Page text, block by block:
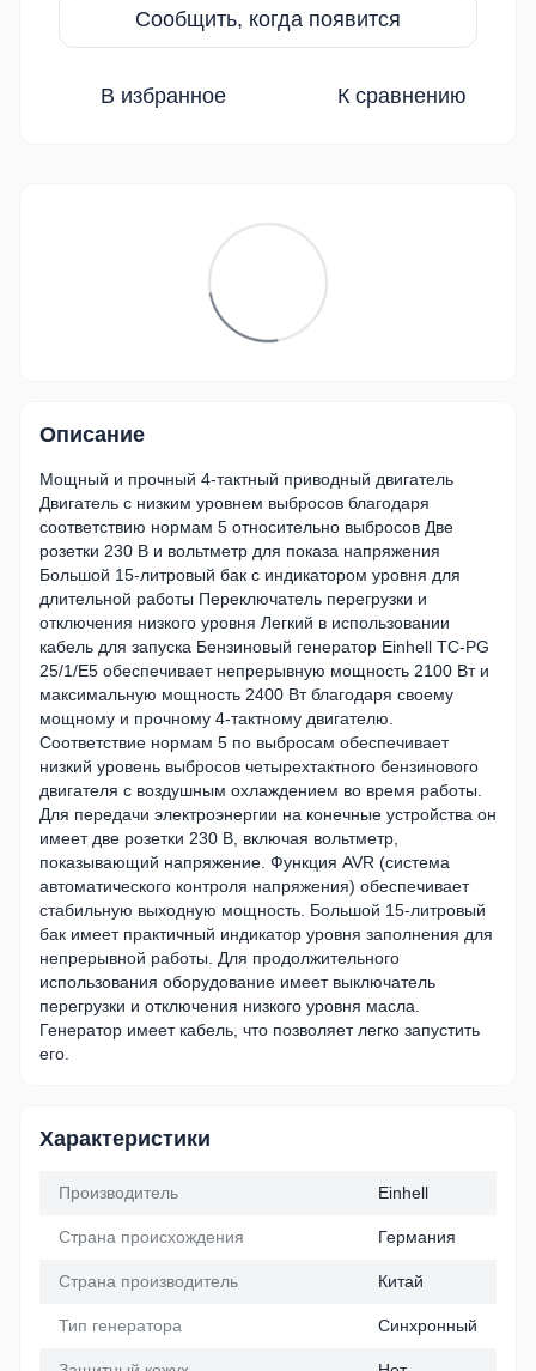
Сообщить, когда появится
В избранное К сравнению
Описание
Мощный и прочный 4-тактный приводный двигатель
Двигатель с низким уровнем выбросов благодаря
соответствию нормам 5 относительно выбросов Две
розетки 230 В и вольтметр для показа напряжения
Большой 15-литровый бак с индикатором уровня для
длительной работы Переключатель перегрузки и
отключения низкого уровня Легкий в использовании
кабель для запуска Бензиновый генератор Einhell TC-PG
25/1/E5 обеспечивает непрерывную мощность 2100 Вт и
максимальную мощность 2400 Вт благодаря своему
мощному и прочному 4-тактному двигателю.
Соответствие нормам 5 по выбросам обеспечивает
низкий уровень выбросов четырехтактного бензинового
двигателя с воздушным охлаждением во время работы.
Для передачи электроэнергии на конечные устройства он
имеет две розетки 230 В, включая вольтметр,
показывающий напряжение. Функция AVR (система
автоматического контроля напряжения) обеспечивает
стабильную выходную мощность. Большой 15-литровый
бак имеет практичный индикатор уровня заполнения для
непрерывной работы. Для продолжительного
использования оборудование имеет выключатель
перегрузки и отключения низкого уровня масла.
Генератор имеет кабель, что позволяет легко запустить
его.
Характеристики
Производитель Einhell
Страна происхождения Германия
Страна производитель Китай
Тип генератора Синхронный